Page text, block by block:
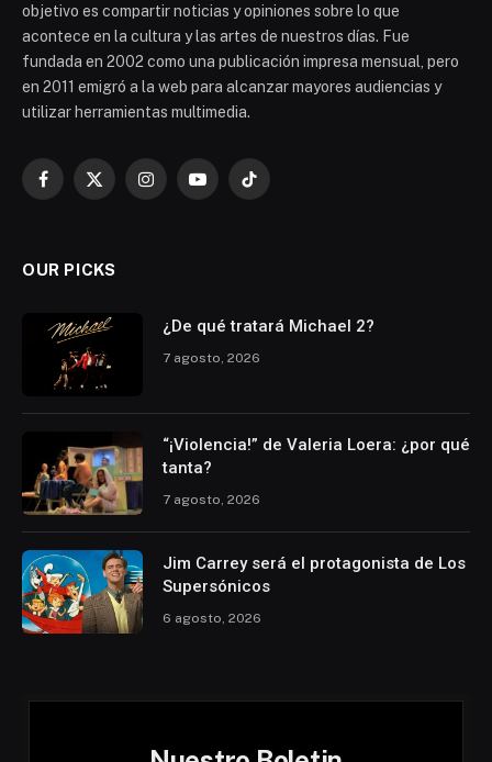
objetivo es compartir noticias y opiniones sobre lo que
acontece en la cultura y las artes de nuestros días. Fue
fundada en 2002 como una publicación impresa mensual, pero
en 2011 emigró a la web para alcanzar mayores audiencias y
utilizar herramientas multimedia.
Facebook
X
InstagramYouTubeTikTok
OUR PICKS
¿De qué tratará Michael 2?
7 agosto, 2026
“¡Violencia!” de Valeria Loera: ¿por qué
tanta?
7 agosto, 2026
Jim Carrey será el protagonista de Los
Supersónicos
6 agosto, 2026